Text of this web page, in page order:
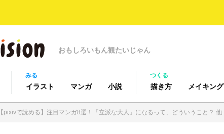
おもしろいもん観たいじゃん
みる
イラスト マンガ 小説
つくる
描き方 メイキング
【pixivで読める】注目マンガ8選！「立派な大人」になるって、どういうこと？ 他